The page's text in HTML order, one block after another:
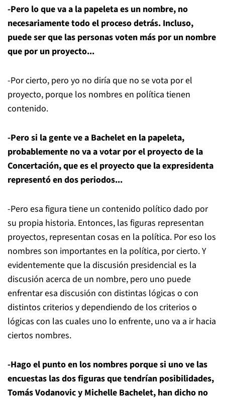
-Pero lo que va a la papeleta es un nombre, no
necesariamente todo el proceso detrás. Incluso,
puede ser que las personas voten más por un nombre
que por un proyecto...
-Por cierto, pero yo no diría que no se vota por el
proyecto, porque los nombres en política tienen
contenido.
-Pero si la gente ve a Bachelet en la papeleta,
probablemente no va a votar por el proyecto de la
Concertación, que es el proyecto que la expresidenta
representó en dos periodos...
-Pero esa figura tiene un contenido político dado por
su propia historia. Entonces, las figuras representan
proyectos, representan cosas en la política. Por eso los
nombres son importantes en la política, por cierto. Y
evidentemente que la discusión presidencial es la
discusión acerca de un nombre, pero uno puede
enfrentar esa discusión con distintas lógicas o con
distintos criterios y dependiendo de los criterios o
lógicas con las cuales uno lo enfrente, uno va a ir hacia
ciertos nombres.
-Hago el punto en los nombres porque si uno ve las
encuestas las dos figuras que tendrían posibilidades,
Tomás Vodanovic y Michelle Bachelet, han dicho no